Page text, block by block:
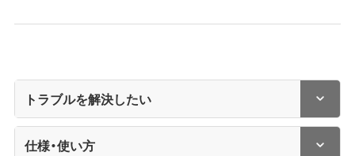
トラブルを解決したい
仕様・使い方